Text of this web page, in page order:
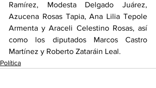
Ramírez, Modesta Delgado Juárez,
Azucena Rosas Tapia, Ana Lilia Tepole
Armenta y Araceli Celestino Rosas, así
como los diputados Marcos Castro
Martínez y Roberto Zataráin Leal.
Política